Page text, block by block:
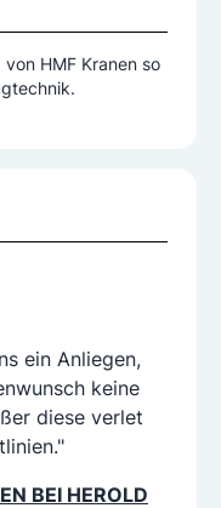
HMF Kranen so
ein Anliegen,
keine
diese verlet
BEI HEROLD